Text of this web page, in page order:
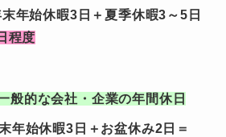
年始休暇3日＋夏季休暇3～5日
程度
般的な会社・企業の年間休日
年始休暇3日＋お盆休み2日＝